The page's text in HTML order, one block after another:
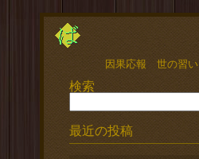
因果応報 世の習い
検索
最近の投稿